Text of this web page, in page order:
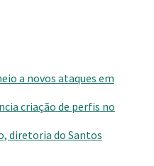
a novos ataques em
criação de perfis no
diretoria do Santos